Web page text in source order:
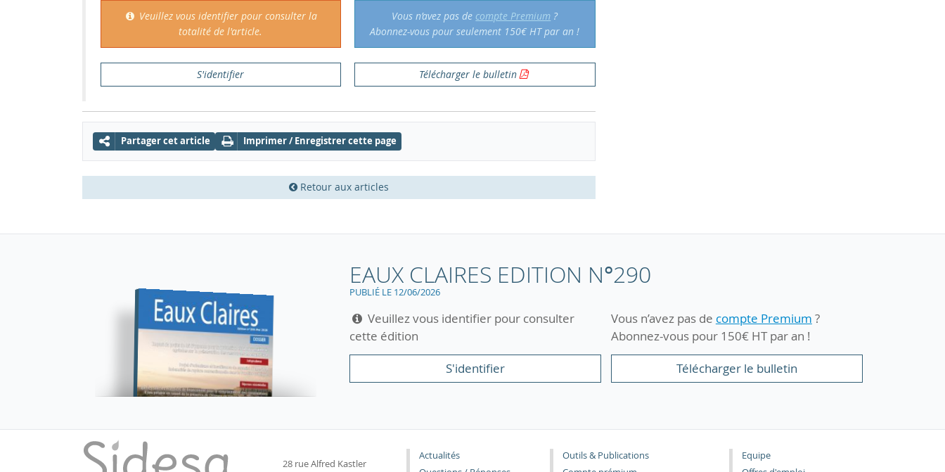
Veuillez vous identifier pour consulter la
totalité de l'article.
S'identifier
Vous n’avez pas de compte Premium ?
Abonnez-vous pour seulement 150€ HT par an !
Télécharger le bulletin
Partager cet article Imprimer / Enregistrer cette page
Retour aux articles
EAUX CLAIRES EDITION N°290
PUBLIÉ LE 12/06/2026
Veuillez vous identifier pour consulter
cette édition
S'identifier
Vous n’avez pas de compte Premium ?
Abonnez-vous pour 150€ HT par an !
Télécharger le bulletin
Equipe
Outils & Publications
Actualités
28 rue Alfred Kastler